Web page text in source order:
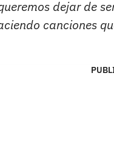
dejar de
canciones